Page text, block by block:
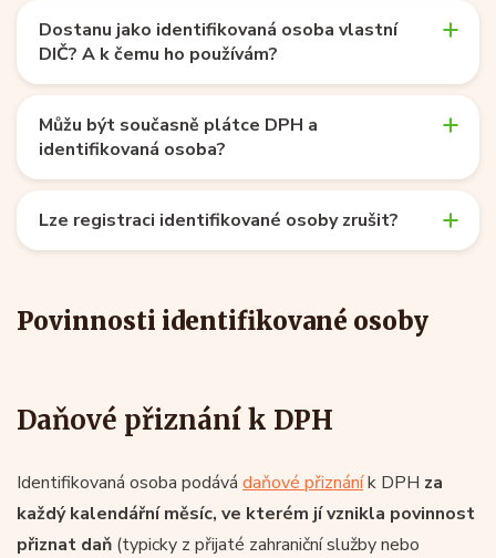
Dostanu jako identifikovaná osoba vlastní
DIČ? A k čemu ho používám?
Můžu být současně plátce DPH a
identifikovaná osoba?
Lze registraci identifikované osoby zrušit?
Povinnosti identifikované osoby
Daňové přiznání k DPH
Identifikovaná osoba podává daňové přiznáník DPH za
každý kalendářní měsíc, ve kterém jí vznikla povinnost
přiznat daň (typicky z přijaté zahraniční služby nebo